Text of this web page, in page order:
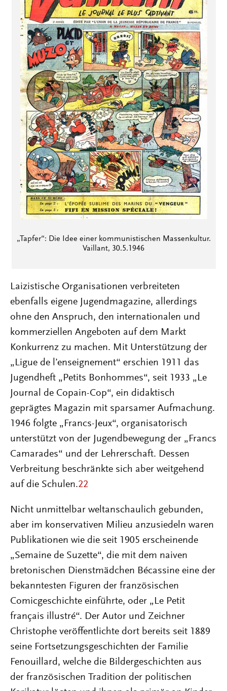
„Tapfer“: Die Idee einer kommunistischen Massenkultur.
Vaillant, 30.5.1946
Laizistische Organisationen verbreiteten
ebenfalls eigene Jugendmagazine, allerdings
ohne den Anspruch, den internationalen und
kommerziellen Angeboten auf dem Markt
Konkurrenz zu machen. Mit Unterstützung der
„Ligue de l’enseignement“ erschien 1911 das
Jugendheft „Petits Bonhommes“, seit 1933 „Le
Journal de Copain-Cop“, ein didaktisch
geprägtes Magazin mit sparsamer Aufmachung.
1946 folgte „Francs-Jeux“, organisatorisch
unterstützt von der Jugendbewegung der „Francs
Camarades“ und der Lehrerschaft. Dessen
Verbreitung beschränkte sich aber weitgehend
auf die Schulen.22
Nicht unmittelbar weltanschaulich gebunden,
aber im konservativen Milieu anzusiedeln waren
Publikationen wie die seit 1905 erscheinende
„Semaine de Suzette“, die mit dem naiven
bretonischen Dienstmädchen Bécassine eine der
bekanntesten Figuren der französischen
Comicgeschichte einführte, oder „Le Petit
français illustré“. Der Autor und Zeichner
Christophe veröffentlichte dort bereits seit 1889
seine Fortsetzungsgeschichten der Familie
Fenouillard, welche die Bildergeschichten aus
der französischen Tradition der politischen